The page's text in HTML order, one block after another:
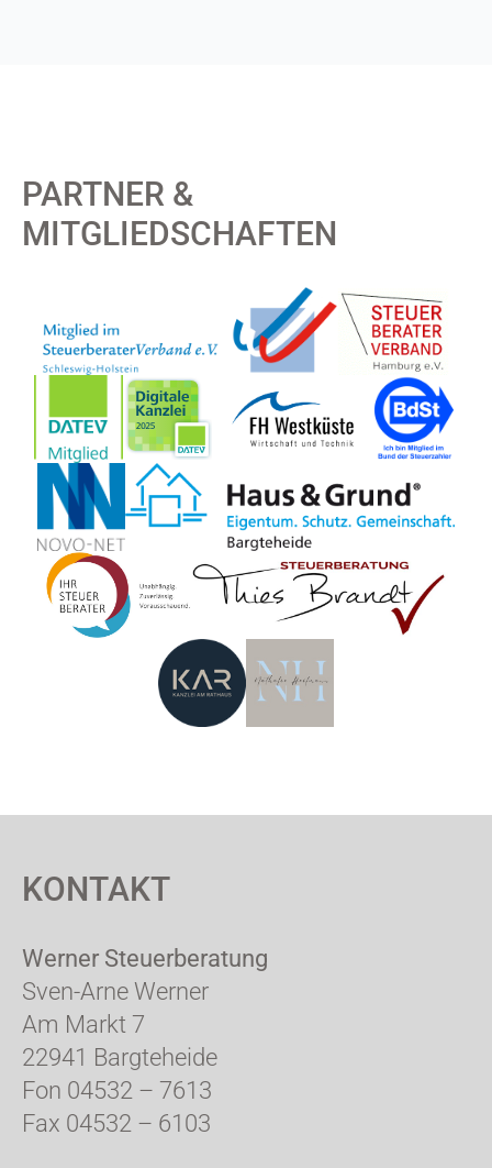
PARTNER &
MITGLIEDSCHAFTEN
KONTAKT
Werner Steuerberatung
Sven-Arne Werner
Am Markt 7
22941 Bargteheide
Fon 04532 – 7613
Fax 04532 – 6103